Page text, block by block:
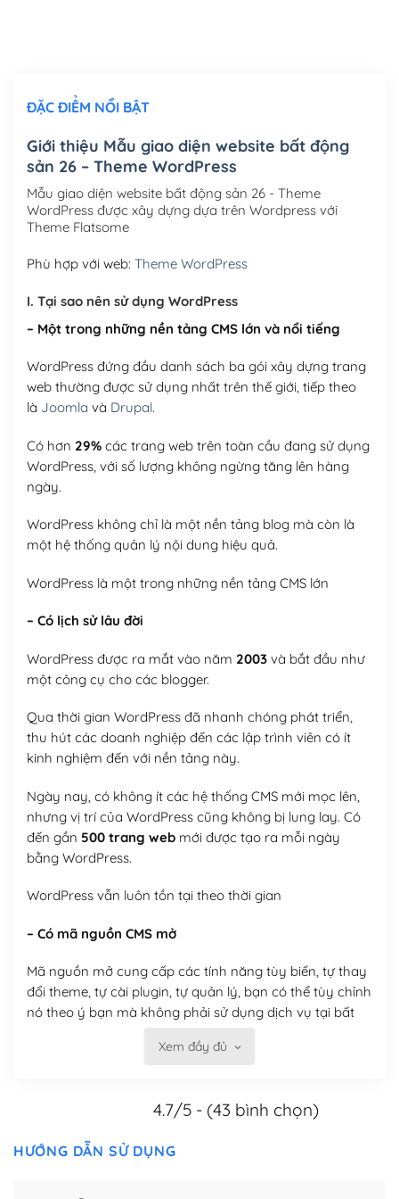
Mua thêm Host + Tên miền
Tên miền quốc tế .com .net .org (1 năm) (+300,000₫)
Tên miền Việt Nam .vn (1 năm)
Hosting 2GB SSD (1 năm)(+450,000₫)
Hosting 5GB SSD (1 năm)
Hosting 8GB SSD (1 năm) (+950,000₫)
ĐẶC ĐIỂM NỔI BẬT
Giới thiệu Mẫu giao diện website bất động
sản 26 – Theme WordPress
Mẫu giao diện website bất động sản 26 - Theme
WordPress được xây dựng dựa trên Wordpress với
Theme Flatsome
Phù hợp với web: Theme WordPress
I. Tại sao nên sử dụng WordPress
– Một trong những nền tảng CMS lớn và nổi tiếng
WordPress đứng đầu danh sách ba gói xây dựng trang
web thường được sử dụng nhất trên thế giới, tiếp theo
là Joomla và Drupal.
Có hơn 29%các trang web trên toàn cầu đang sử dụng
WordPress, với số lượng không ngừng tăng lên hàng
ngày.
WordPress không chỉ là một nền tảng blog mà còn là
một hệ thống quản lý nội dung hiệu quả.
WordPress là một trong những nền tảng CMS lớn
– Có lịch sử lâu đời
WordPress được ra mắt vào năm 2003và bắt đầu như
một công cụ cho các blogger.
Qua thời gian WordPress đã nhanh chóng phát triển,
thu hút các doanh nghiệp đến các lập trình viên có ít
kinh nghiệm đến với nền tảng này.
Ngày nay, có không ít các hệ thống CMS mới mọc lên,
nhưng vị trí của WordPress cũng không bị lung lay. Có
đến gần 500 trang webmới được tạo ra mỗi ngày
bằng WordPress.
WordPress vẫn luôn tồn tại theo thời gian
– Có mã nguồn CMS mở
Mã nguồn mở cung cấp các tính năng tùy biến, tự thay
đổi theme, tự cài plugin, tự quản lý, bạn có thể tùy chỉnh
nó theo ý bạn mà không phải sử dụng dịch vụ tại bất
Xem đầy đủ
4.7/5 - (43 bình chọn)
HƯỚNG DẪN SỬ DỤNG